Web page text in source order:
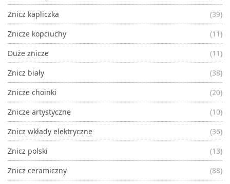
Znicz kapliczka
(39)
Znicze kopciuchy
(11)
Duże znicze
(11)
Znicz biały
(38)
Znicze choinki
(20)
Znicze artystyczne
(10)
Znicz wkłady elektryczne
(36)
Znicz polski
(13)
Znicz ceramiczny
(88)